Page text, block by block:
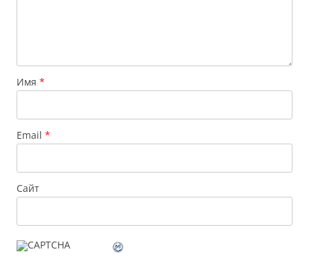
Имя *
Email *
Сайт